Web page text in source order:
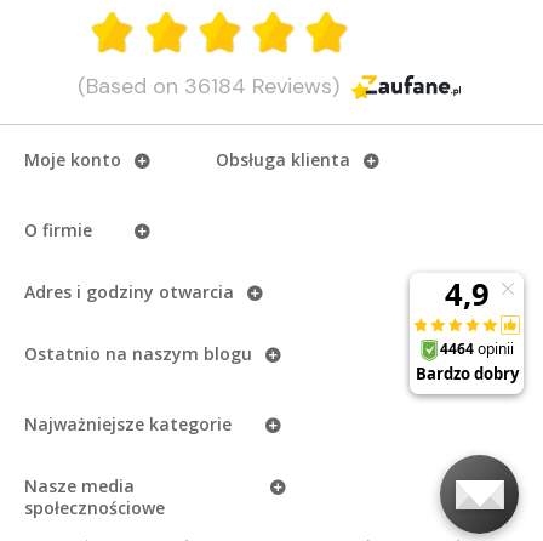
(Based on 36184 Reviews)
Moje konto
O firmie
Obsługa klienta
Adres i godziny otwarcia
Ostatnio na naszym blogu
Najważniejsze kategorie
Nasze media
społecznościowe